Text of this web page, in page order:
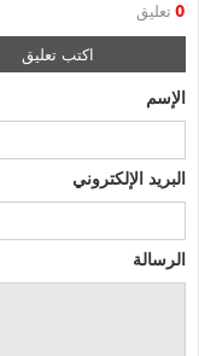
0 تعليق
اكتب تعليق
الإسم
البريد الإلكتروني
الرسالة